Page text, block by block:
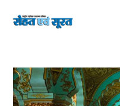
navigation